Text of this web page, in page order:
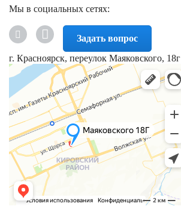
Мы в социальных сетях:
Задать вопрос
г. Красноярск, переулок Маяковского, 18г